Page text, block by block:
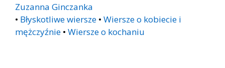
Zuzanna Ginczanka
• Błyskotliwe wiersze • Wiersze o kobiecie i
mężczyźnie • Wiersze o kochaniu